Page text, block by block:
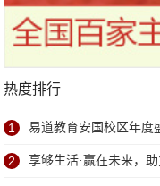
热度排行
1 易道教育安国校区年度
2 享够生活·赢在未来，